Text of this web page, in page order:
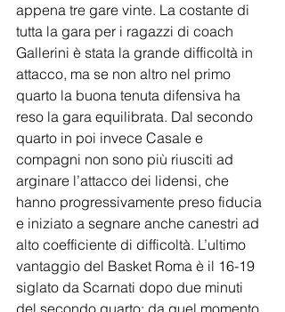
appena tre gare vinte. La costante di
tutta la gara per i ragazzi di coach
Gallerini è stata la grande difficoltà in
attacco, ma se non altro nel primo
quarto la buona tenuta difensiva ha
reso la gara equilibrata. Dal secondo
quarto in poi invece Casale e
compagni non sono più riusciti ad
arginare l’attacco dei lidensi, che
hanno progressivamente preso fiducia
e iniziato a segnare anche canestri ad
alto coefficiente di difficoltà. L’ultimo
vantaggio del Basket Roma è il 16-19
siglato da Scarnati dopo due minuti
del secondo quarto: da quel momento